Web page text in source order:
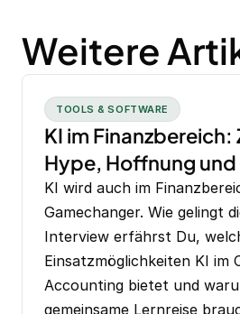
Weitere
TOOLS & SOFTWARE
KI im Finanzbereich:
Hype, Hoffnung
KI wird auch im
Gamechanger. Wie gelingt
Interview erfährst Du,
Einsatzmöglichkeiten KI im
Accounting bietet und
gemeinsame Lernreise